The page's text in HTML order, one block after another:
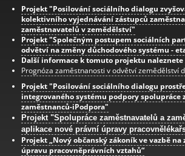
Projekt "Posilování sociálního dialogu
kolektivního vyjednávání zástupců
zaměstnavatelů v zemědělství"
Projekt "Společným postupem sociálních
odvětví na změny důchodového systému -
Další informace k tomuto projektu naleznete
Prognóza zaměstnanosti v odvětví zemědělství
Projekt "Posilování sociálního dialogu
integrovaného systému podpory spolupráce
zaměstnanců-iPodpora"
Projekt "Spolupráce zaměstnavatelů a
aplikace nové právní úpravy
Projekt „Nový občanský zákoník ve vazbě na
úpravu pracovněprávních vztahů“